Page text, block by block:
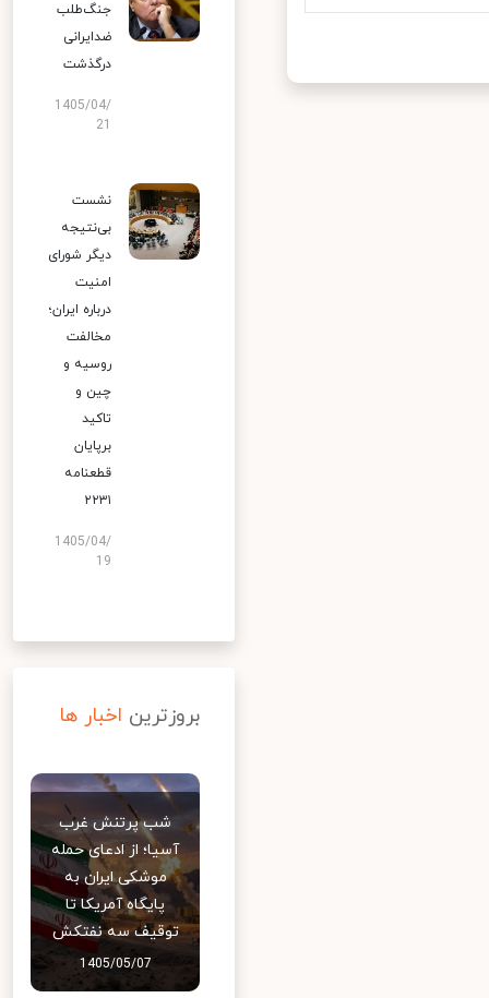
جنگ‌طلب
ضدایرانی
درگذشت
1405/04/
نشست
بی‌نتیجه
دیگر شورای
امنیت
درباره ایران؛
مخالفت
روسیه و
چین و
تاکید
برپایان
قطعنامه
۲۲۳۱
1405/04/
19
بروزترین اخبار ها
شب پرتنش غرب
آسیا؛ از ادعای حمله
موشکی ایران به
پایگاه آمریکا تا
توقیف سه نفتکش
1405/05/07